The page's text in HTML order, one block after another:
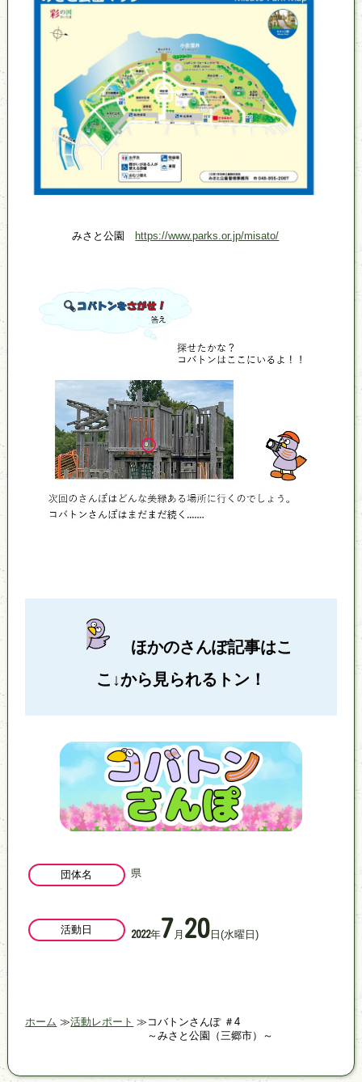
みさと公園 https://www.parks.or.jp/misato/
ほかのさんぽ記事はこ
こ↓から見られるトン！
団体名 県
活動日 2022年7月 20 日(水曜日)
ホーム 活動レポート
コバトンさんぽ ＃4
～みさと公園（三郷市）～